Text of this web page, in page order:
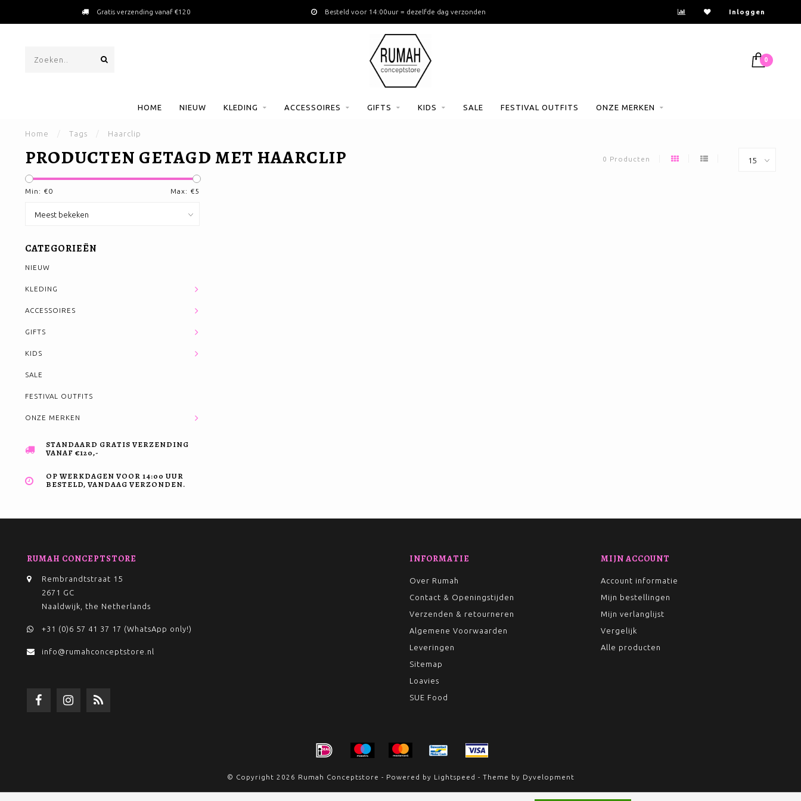
Gratis verzending vanaf €120 Besteld voor 14:00uur = dezelfde dag verzonden Inloggen
0
HOME NIEUW KLEDING ACCESSOIRES GIFTS KIDS SALE FESTIVAL OUTFITS ONZE MERKEN
Home / Tags / Haarclip
PRODUCTEN GETAGD MET HAARCLIP 0 Producten
Min: €0 Max: €5
CATEGORIEËN
NIEUW
KLEDING
ACCESSOIRES
GIFTS
KIDS
SALE
FESTIVAL OUTFITS
ONZE MERKEN
STANDAARD GRATIS VERZENDING
VANAF €120,-
OP WERKDAGEN VOOR 14:00 UUR
BESTELD, VANDAAG VERZONDEN.
RUMAH CONCEPTSTORE
Rembrandtstraat 15
2671 GC
Naaldwijk, the Netherlands
+31 (0)6 57 41 37 17 (WhatsApp only!)
info@rumahconceptstore.nl
INFORMATIE
Over Rumah
Contact & Openingstijden
Verzenden & retourneren
Algemene Voorwaarden
Leveringen
Sitemap
Loavies
SUE Food
MIJN ACCOUNT
Account informatie
Mijn bestellingen
Mijn verlanglijst
Vergelijk
Alle producten
© Copyright 2026 Rumah Conceptstore - Powered by Lightspeed - Theme by Dyvelopment